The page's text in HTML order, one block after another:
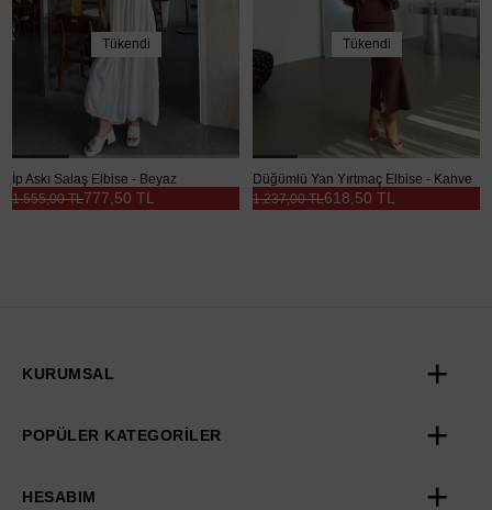
Tükendi
İp Askı Salaş Elbise - Beyaz
777,50 TL
1.555,00 TL
Tükendi
Düğümlü Yan Yırtmaç Elbise - Kahve
618,50 TL
1.237,00 TL
KURUMSAL
POPÜLER KATEGORİLER
HESABIM